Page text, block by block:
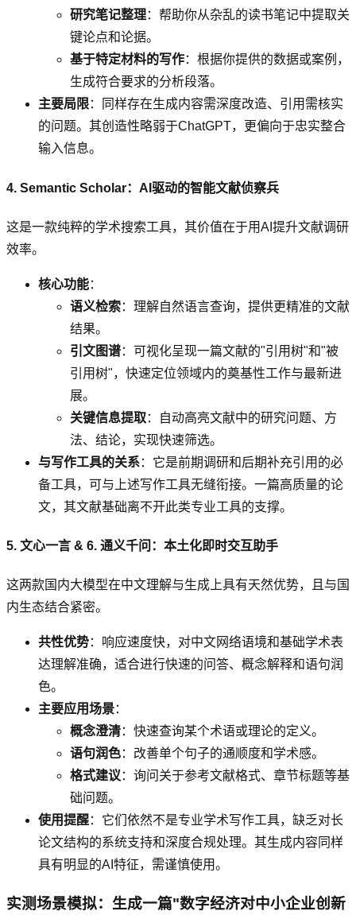
研究笔记整理：帮助你从杂乱的读书笔记中提取关
键论点和论据。
基于特定材料的写作：根据你提供的数据或案例，
生成符合要求的分析段落。
主要局限：同样存在生成内容需深度改造、引用需核实
的问题。其创造性略弱于ChatGPT，更偏向于忠实整合
输入信息。
4. Semantic Scholar：AI驱动的智能文献侦察兵
这是一款纯粹的学术搜索工具，其价值在于用AI提升文献调研
效率。
核心功能：
语义检索：理解自然语言查询，提供更精准的文献
结果。
引文图谱：可视化呈现一篇文献的"引用树"和"被
引用树"，快速定位领域内的奠基性工作与最新进
展。
关键信息提取：自动高亮文献中的研究问题、方
法、结论，实现快速筛选。
与写作工具的关系：它是前期调研和后期补充引用的必
备工具，可与上述写作工具无缝衔接。一篇高质量的论
文，其文献基础离不开此类专业工具的支撑。
5. 文心一言 & 6. 通义千问：本土化即时交互助手
这两款国内大模型在中文理解与生成上具有天然优势，且与国
内生态结合紧密。
共性优势：响应速度快，对中文网络语境和基础学术表
达理解准确，适合进行快速的问答、概念解释和语句润
色。
主要应用场景：
概念澄清：快速查询某个术语或理论的定义。
语句润色：改善单个句子的通顺度和学术感。
格式建议：询问关于参考文献格式、章节标题等基
础问题。
使用提醒：它们依然不是专业学术写作工具，缺乏对长
论文结构的系统支持和深度合规处理。其生成内容同样
具有明显的AI特征，需谨慎使用。
实测场景模拟：生成一篇"数字经济对中小企业创新